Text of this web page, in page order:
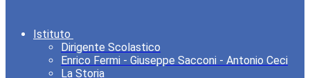
Istituto
Dirigente Scolastico
Enrico Fermi - Giuseppe Sacconi - Antonio Ceci
La Storia